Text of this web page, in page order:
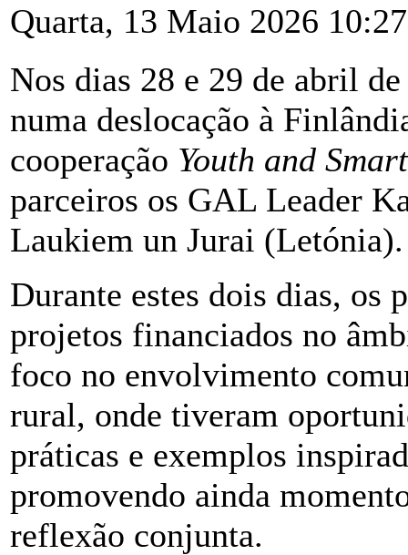
Quarta, 13 Maio 2026 10:27
Nos dias 28 e 29 de abril
numa deslocação à
cooperação Youth and
parceiros os GAL Leader
Laukiem un Jurai (Letónia).
Durante estes dois dias, os
projetos financiados no
foco no envolvimento
rural, onde tiveram
práticas e exemplos
promovendo ainda
reflexão conjunta.